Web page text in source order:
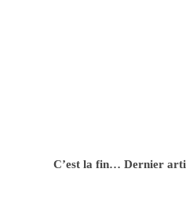
C’est la fin… Dernier